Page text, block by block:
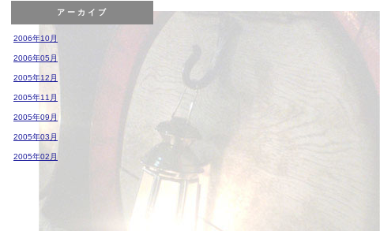
アーカイブ
2006年10月
2006年05月
2005年12月
2005年11月
2005年09月
2005年03月
2005年02月